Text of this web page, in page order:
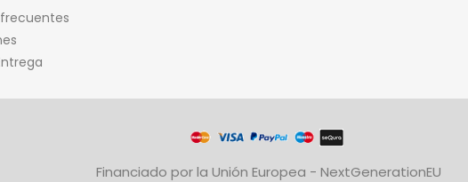
Financiado por la Unión Europea - NextGenerationEU